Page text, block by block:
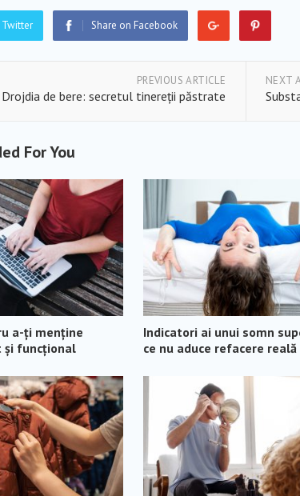
Share on Facebook
PREVIOUS ARTICLE
Drojdia de bere: secretul tinereții păstrate
NEXT
For You
a-ți menține
și funcțional
Indicatori ai unui somn
ce nu aduce refacere reală